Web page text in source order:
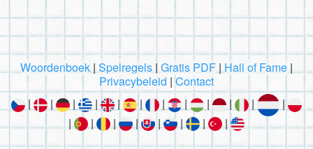
Woordenboek | Spelregels | Gratis PDF | Hall of Fame |
Privacybeleid | Contact
|
| | | | | | | | | |
|
|
| | | | | | |